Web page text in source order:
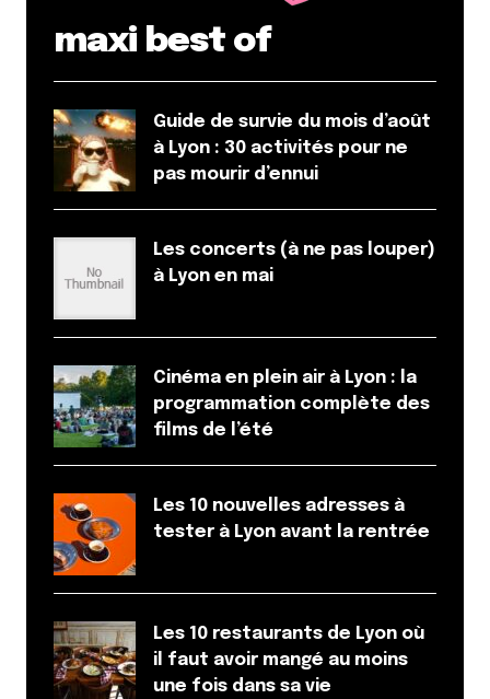
maxi best of
Guide de survie du mois d’août
à Lyon : 30 activités pour ne
pas mourir d’ennui
Les concerts (à ne pas louper)
à Lyon en mai
Cinéma en plein air à Lyon : la
programmation complète des
films de l’été
Les 10 nouvelles adresses à
tester à Lyon avant la rentrée
Les 10 restaurants de Lyon où
il faut avoir mangé au moins
une fois dans sa vie